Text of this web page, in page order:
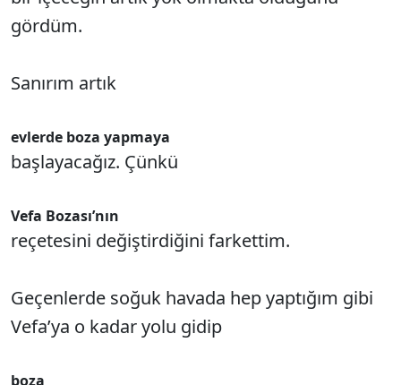
gördüm.
Sanırım artık
evlerde boza yapmaya
başlayacağız. Çünkü
Vefa Bozası’nın
reçetesini değiştirdiğini farkettim.
Geçenlerde soğuk havada hep yaptığım gibi
Vefa’ya o kadar yolu gidip
boza